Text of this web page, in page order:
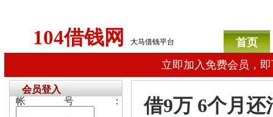
104借钱网 大马借钱平台
首页
立即加入免费会员，
借9万 6个月还
会员登入
帐号：